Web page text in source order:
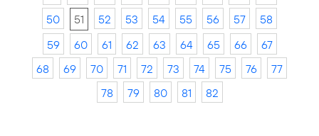
50
51 52 53 54 55 56 57
58
59
60 61 62 63 64 65 66
67
68
69 70 71 72 73 74 75 76
77
78
79 80 81 82